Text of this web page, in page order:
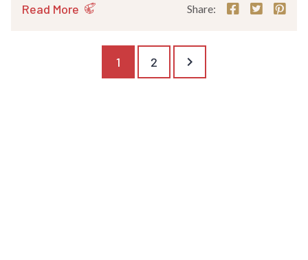
Read More Share:
1 2 keyboard_arrow_right